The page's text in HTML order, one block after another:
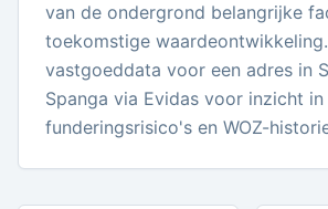
van de ondergrond belangrijke
toekomstige
vastgoeddata voor een adres in
Spanga via Evidas voor inzicht in
funderingsrisico's en WOZ-